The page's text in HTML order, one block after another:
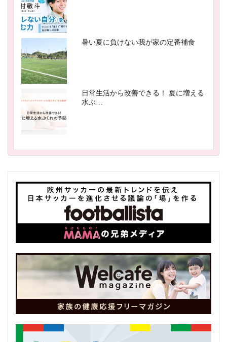
暑い夏に負けない我が家の定番補食
日常生活から改善できる！ 夏に増える
水ぶ…